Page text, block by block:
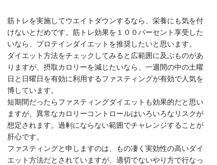
筋トレを実施してウエイトダウンするなら、栄養にも気を付
けないとだめです。筋トレ効果を１００パーセント享受した
いなら、プロテインダイエットを推奨したいと思います。
ダイエット方法をチェックしてみると広範囲に及ぶものがあ
りますが、摂取カロリーを減じたいなら、一週間の中の土曜
日と日曜日を有効に利用するファスティングが有効で人気を
博しています。
短期間だったらファスティングダイエットも効果的だと思い
ますが、異常なカロリーコントロールはいろいろなリスクが
想定されます。過剰にならない範囲でチャレンジすることが
肝心です。
ファスティングと申しますのは、もの凄く実効性の高いダイ
エット方法だとされていますが、適切でないやり方で行なっ